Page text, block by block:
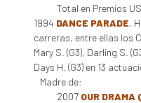
Total en Premios
1994 DANCE PARADE,
carreras, entre ellas los
Mary S. (G3), Darling S.
Days H. (G3) en 13
Madre de:
2007 OUR DRAMA